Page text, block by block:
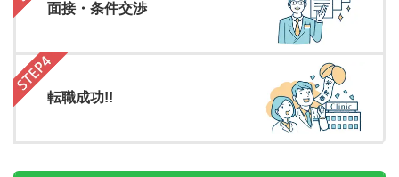
面接・条件交渉
転職成功!!